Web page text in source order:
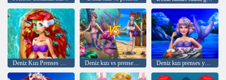
Deniz Kızı Prenses Şifa ve Spa Deniz kızı vs prenses kıyafet Deniz kızı prenses yeni makyaj